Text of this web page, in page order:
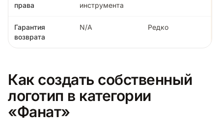
права
инструмента
Гарантия
возврата
N/A Редко
Как создать собственный
логотип в категории
«Фанат»